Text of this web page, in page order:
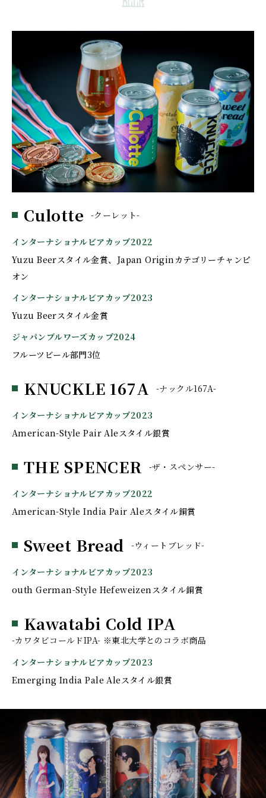
Culotte -クーレット-
インターナショナルビアカップ2022
Yuzu Beerスタイル金賞、Japan Originカテゴリーチャンピ
オン
インターナショナルビアカップ2023
Yuzu Beerスタイル金賞
ジャパンブルワーズカップ2024
フルーツビール部門3位
KNUCKLE 167A -ナックル167A-
インターナショナルビアカップ2023
American-Style Pair Aleスタイル銀賞
THE SPENCER -ザ・スペンサー-
インターナショナルビアカップ2022
American-Style India Pair Aleスタイル銅賞
Sweet Bread -ウィートブレッド-
インターナショナルビアカップ2023
outh German-Style Hefeweizenスタイル銅賞
Kawatabi Cold IPA
-カワタビコールドIPA- ※東北大学とのコラボ商品
インターナショナルビアカップ2023
Emerging India Pale Aleスタイル銀賞